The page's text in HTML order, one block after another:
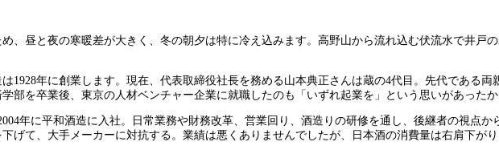
、昼と夜の寒暖差が大きく、冬の朝夕は特に冷え込みます。高野山から流れ込む伏流水で井戸
1928年に創業します。現在、代表取締役社長を務める山本典正さんは蔵の4代目。先代である
部を卒業後、東京の人材ベンチャー企業に就職したのも「いずれ起業を」という思いがあったか
年に平和酒造に入社。日常業務や財務改革、営業回り、酒造りの研修を通し、後継者の視点か
げて、大手メーカーに対抗する。業績は悪くありませんでしたが、日本酒の消費量は右肩下が